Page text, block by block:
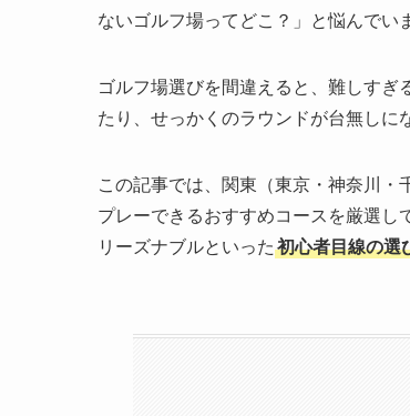
ないゴルフ場ってどこ？」と悩んでい
ゴルフ場選びを間違えると、難しすぎ
たり、せっかくのラウンドが台無しに
この記事では、関東（東京・神奈川・
プレーできるおすすめコースを厳選し
リーズナブルといった 初心者目線の選